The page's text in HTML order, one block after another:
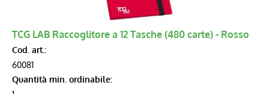
TCG LAB Raccoglitore a 12 Tasche (480 carte) - Rosso
Cod. art.:
60081
Quantità min. ordinabile: